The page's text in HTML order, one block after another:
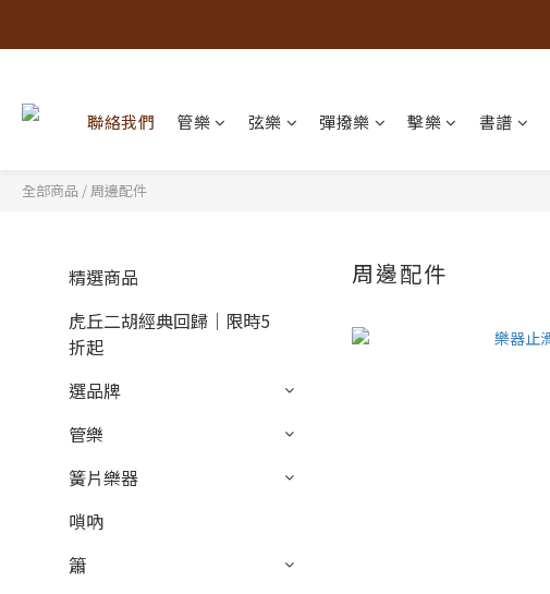
聯絡我們 管樂 弦樂 彈撥樂 擊樂 書譜
全部商品 / 周邊配件
精選商品
虎丘二胡經典回歸｜限時5
折起
選品牌
管樂
簧片樂器
嗩吶
簫
周邊配件